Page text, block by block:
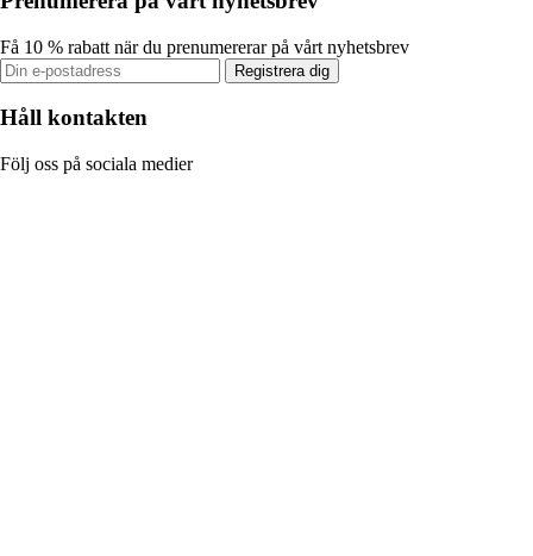
Få 10 % rabatt när du prenumererar på vårt nyhetsbrev
Registrera dig
Håll kontakten
Följ oss på sociala medier